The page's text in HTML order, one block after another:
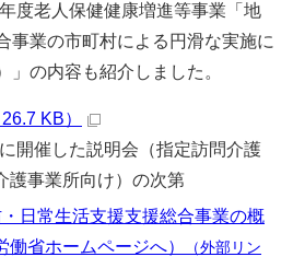
度老人保健健康増進等事業「地
事業の市町村による円滑な実施に
」の内容も紹介しました。
KB）
開催した説明会（指定訪問介護
護事業所向け）の次第
・日常生活支援支援総合事業の概
省ホームページへ）
（外部リン